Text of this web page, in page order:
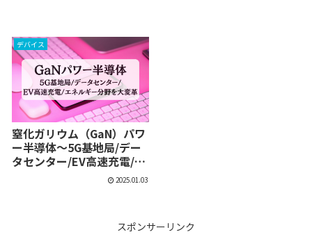
デバイス
窒化ガリウム（GaN）パワ
ー半導体〜5G基地局/デー
タセンター/EV高速充電/エ
2025.01.03
スポンサーリンク